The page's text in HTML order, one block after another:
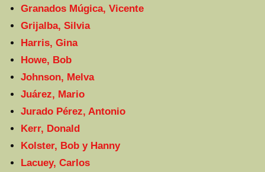
Granados Múgica, Vicente
Grijalba, Silvia
Harris, Gina
Howe, Bob
Johnson, Melva
Juárez, Mario
Jurado Pérez, Antonio
Kerr, Donald
Kolster, Bob y Hanny
Lacuey, Carlos